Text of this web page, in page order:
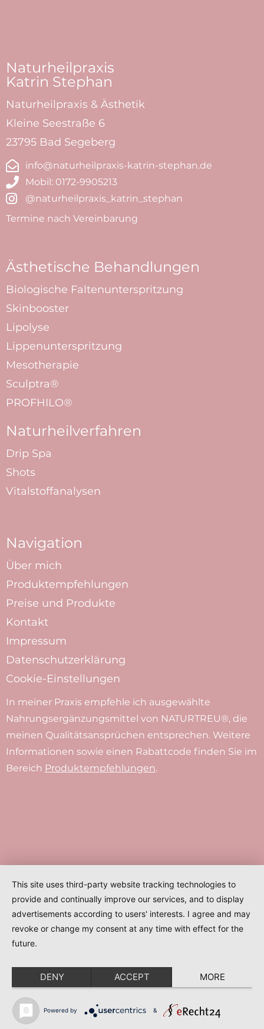
Naturheilpraxis​
Katrin Stephan
Naturheilpraxis & Ästhetik
Kleine Seestraße 6
23795 Bad Segeberg
info@naturheilpraxis-katrin-stephan.de
Mobil: 0172-9905213
@naturheilpraxis_­katrin_stephan
Termine nach Vereinbarung
Ästhetische Behandlungen
Biologische Faltenunterspritzung
Skinbooster
Lipolyse
Lippenunterspritzung
Mesotherapie
Sculptra®
PROFHILO®
Naturheilverfahren
Drip Spa
Shots
Vitalstoffanalysen
Navigation
Über mich
Produktempfehlungen
Preise und Produkte
Kontakt
Impressum
Datenschutzerklärung
Cookie-Einstellungen
In meiner Praxis empfehle ich ausgewählte
Nahrungsergänzungsmittel von NATURTREU®, die
meinen Qualitätsansprüchen entsprechen. Weitere
Informationen sowie einen Rabattcode finden Sie im
Bereich Produktempfehlungen.
This site uses third-party website tracking technologies to
provide and continually improve our services, and to display
advertisements according to users' interests. I agree and may
revoke or change my consent at any time with effect for the
future.
DENY ACCEPT MORE
Powered by &